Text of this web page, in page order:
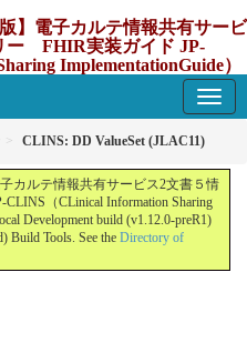
】電子カルテ情報共有サービ
ー FHIR実装ガイド JP-
ImplementationGuide）
CLINS: DD ValueSet (JLAC11)
カルテ情報共有サービス2文書５情
（CLinical Information Sharing
Development build (v1.12.0-preR1)
Build Tools. See the Directory of